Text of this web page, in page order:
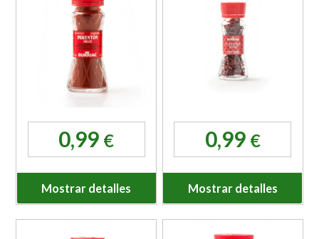
0,99 €
Mostrar detalles
0,99 €
Mostrar detalles